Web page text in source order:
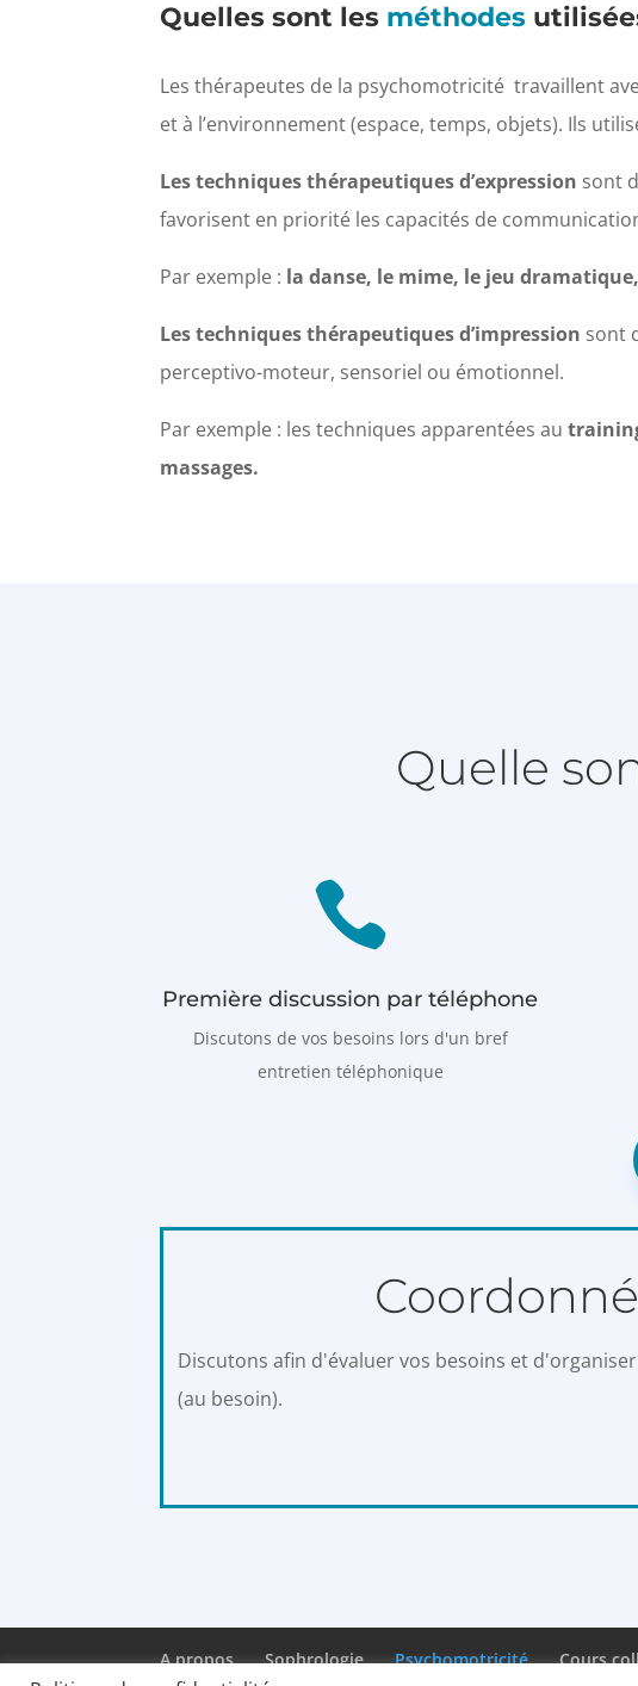
Quelles sont les méthodes
Les thérapeutes de la psychomotricité travaillent
et à l’environnement (espace, temps, objets). Ils
Les techniques thérapeutiques d’expression sont
favorisent en priorité les capacités de
Par exemple : la danse, le mime, le jeu
Les techniques thérapeutiques d’impression sont
perceptivo-moteur, sensoriel ou émotionnel.
Par exemple : les techniques apparentées au
massages.
Quelle

Première discussion par téléphone
Discutons de vos besoins lors d'un bref
entretien téléphonique
Discutons afin d'évaluer vos besoins et
(au besoin).
A propos Sophrologie Psychomotricité Cours